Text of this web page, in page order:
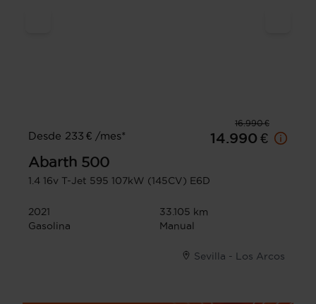
16.990 €
Desde 233 € /mes*
14.990 €
Abarth 500
1.4 16v T-Jet 595 107kW (145CV) E6D
2021
33.105 km
Gasolina
Manual
Sevilla - Los Arcos